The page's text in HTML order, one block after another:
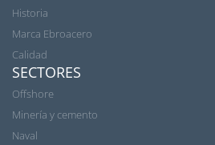
Historia
Marca Ebroacero
Calidad
SECTORES
Offshore
Minería y cemento
Naval